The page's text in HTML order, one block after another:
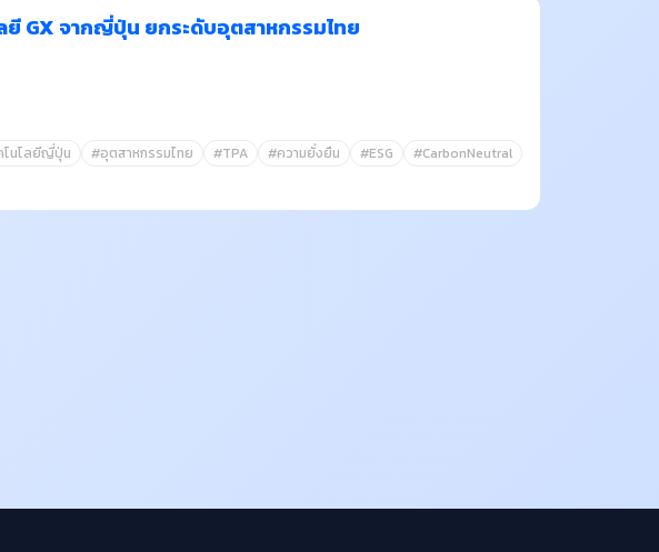
GX จากญี่ปุ่น ยกระดับอุตสาหกรรมไทย
โนโลยีญี่ปุ่น #อุตสาหกรรมไทย #TPA #ความยั่งยืน #ESG #CarbonNeutral